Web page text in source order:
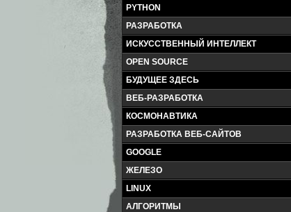
PYTHON
РАЗРАБОТКА
ИСКУССТВЕННЫЙ ИНТЕЛЛЕКТ
OPEN SOURCE
БУДУЩЕЕ ЗДЕСЬ
ВЕБ-РАЗРАБОТКА
КОСМОНАВТИКА
РАЗРАБОТКА ВЕБ-САЙТОВ
GOOGLE
ЖЕЛЕЗО
LINUX
АЛГОРИТМЫ